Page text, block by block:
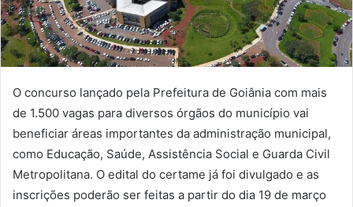
O concurso lançado pela Prefeitura de Goiânia com mais
de 1.500 vagas para diversos órgãos do município vai
beneficiar áreas importantes da administração municipal,
como Educação, Saúde, Assistência Social e Guarda Civil
Metropolitana. O edital do certame já foi divulgado e as
inscrições poderão ser feitas a partir do dia 19 de março